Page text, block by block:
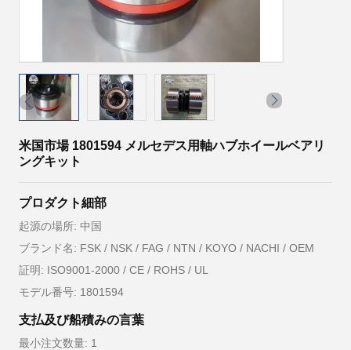
米国市場 1801594 メルセデス用軸ハブホイールベアリ
ングキット
プロダクト細部
起源の場所: 中国
ブランド名: FSK / NSK / FAG / NTN / KOYO / NACHI / OEM
証明: ISO9001-2000 / CE / ROHS / UL
モデル番号: 1801594
支払及び船積みの言葉
最小注文数量: 1